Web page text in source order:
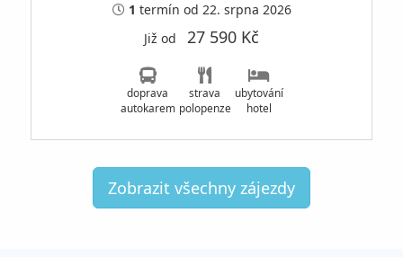
1 termín od 22. srpna 2026
Již od 27 590 Kč
doprava
autokarem
strava
polopenze
ubytování
hotel
Zobrazit všechny zájezdy